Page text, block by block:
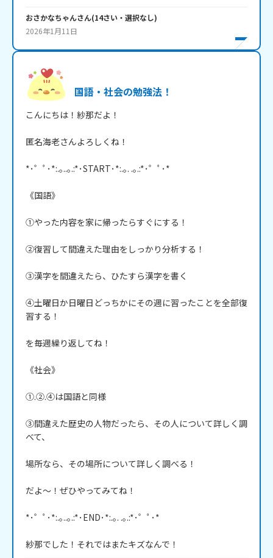
おさかなちゃんさん(14さい・ 選択なし)
2026年1月11日
国語・社会の勉強法！
こんにちは！紗那だよ！
匿名海老さんよろしくね！
*･゜ﾟ･*:.｡..｡.:*･START･*:.｡. .｡.:*･゜ﾟ･*
《国語》
①やった内容を家に帰ったらすぐにする！
②復習して間違えた理由をしっかり分析する！
③漢字を間違えたら、ひたすら漢字を書く
④土曜日か日曜日どっちかにその週に習ったことを全部復
習する！
を毎週繰り返してね！
《社会》
①.②.④は国語と同様
③間違えた歴史の人物だったら、その人について詳しく調
べて、
場所なら、その場所について詳しく調べる！
だよ～！ぜひやってみてね！
*･゜ﾟ･*:.｡..｡.:*･END･*:.｡. .｡.:*･゜ﾟ･*
紗那でした！それではまたキズなんで！